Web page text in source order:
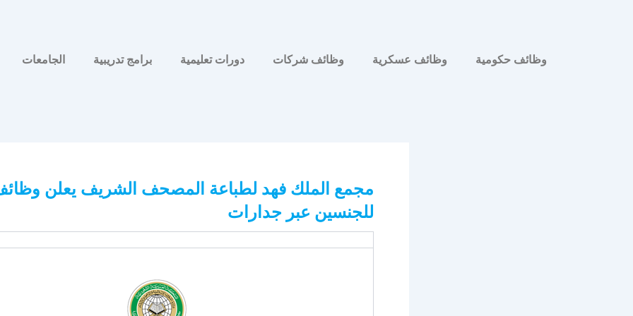
وظائف حكومية وظائف عسكرية وظائف شركات دورات تعليمية برامج تدريبية الجامعات
مجمع الملك فهد لطباعة المصحف الشريف يعلن
للجنسين عبر جدارات